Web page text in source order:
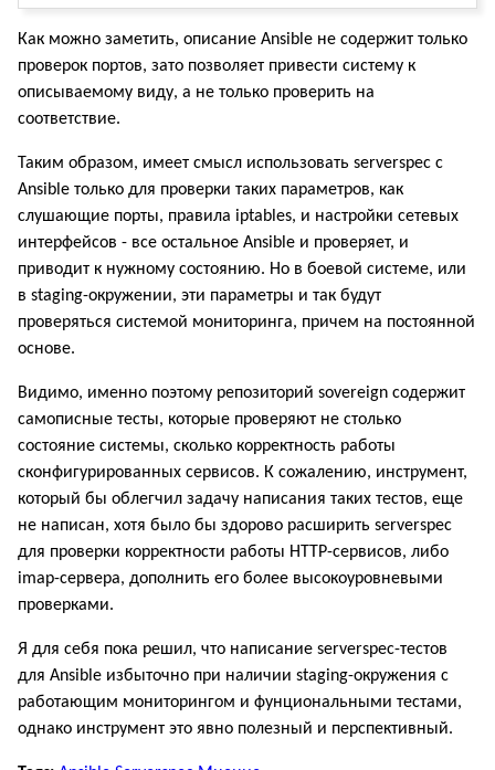
Как можно заметить, описание Ansible не содержит только
проверок портов, зато позволяет привести систему к
описываемому виду, а не только проверить на
соответствие.
Таким образом, имеет смысл использовать serverspec с
Ansible только для проверки таких параметров, как
слушающие порты, правила iptables, и настройки сетевых
интерфейсов - все остальное Ansible и проверяет, и
приводит к нужному состоянию. Но в боевой системе, или
в staging-окружении, эти параметры и так будут
проверяться системой мониторинга, причем на постоянной
основе.
Видимо, именно поэтому репозиторий sovereign содержит
самописные тесты, которые проверяют не столько
состояние системы, сколько корректность работы
сконфигурированных сервисов. К сожалению, инструмент,
который бы облегчил задачу написания таких тестов, еще
не написан, хотя было бы здорово расширить serverspec
для проверки корректности работы HTTP-сервисов, либо
imap-сервера, дополнить его более высокоуровневыми
проверками.
Я для себя пока решил, что написание serverspec-тестов
для Ansible избыточно при наличии staging-окружения с
работающим мониторингом и фунциональными тестами,
однако инструмент это явно полезный и перспективный.